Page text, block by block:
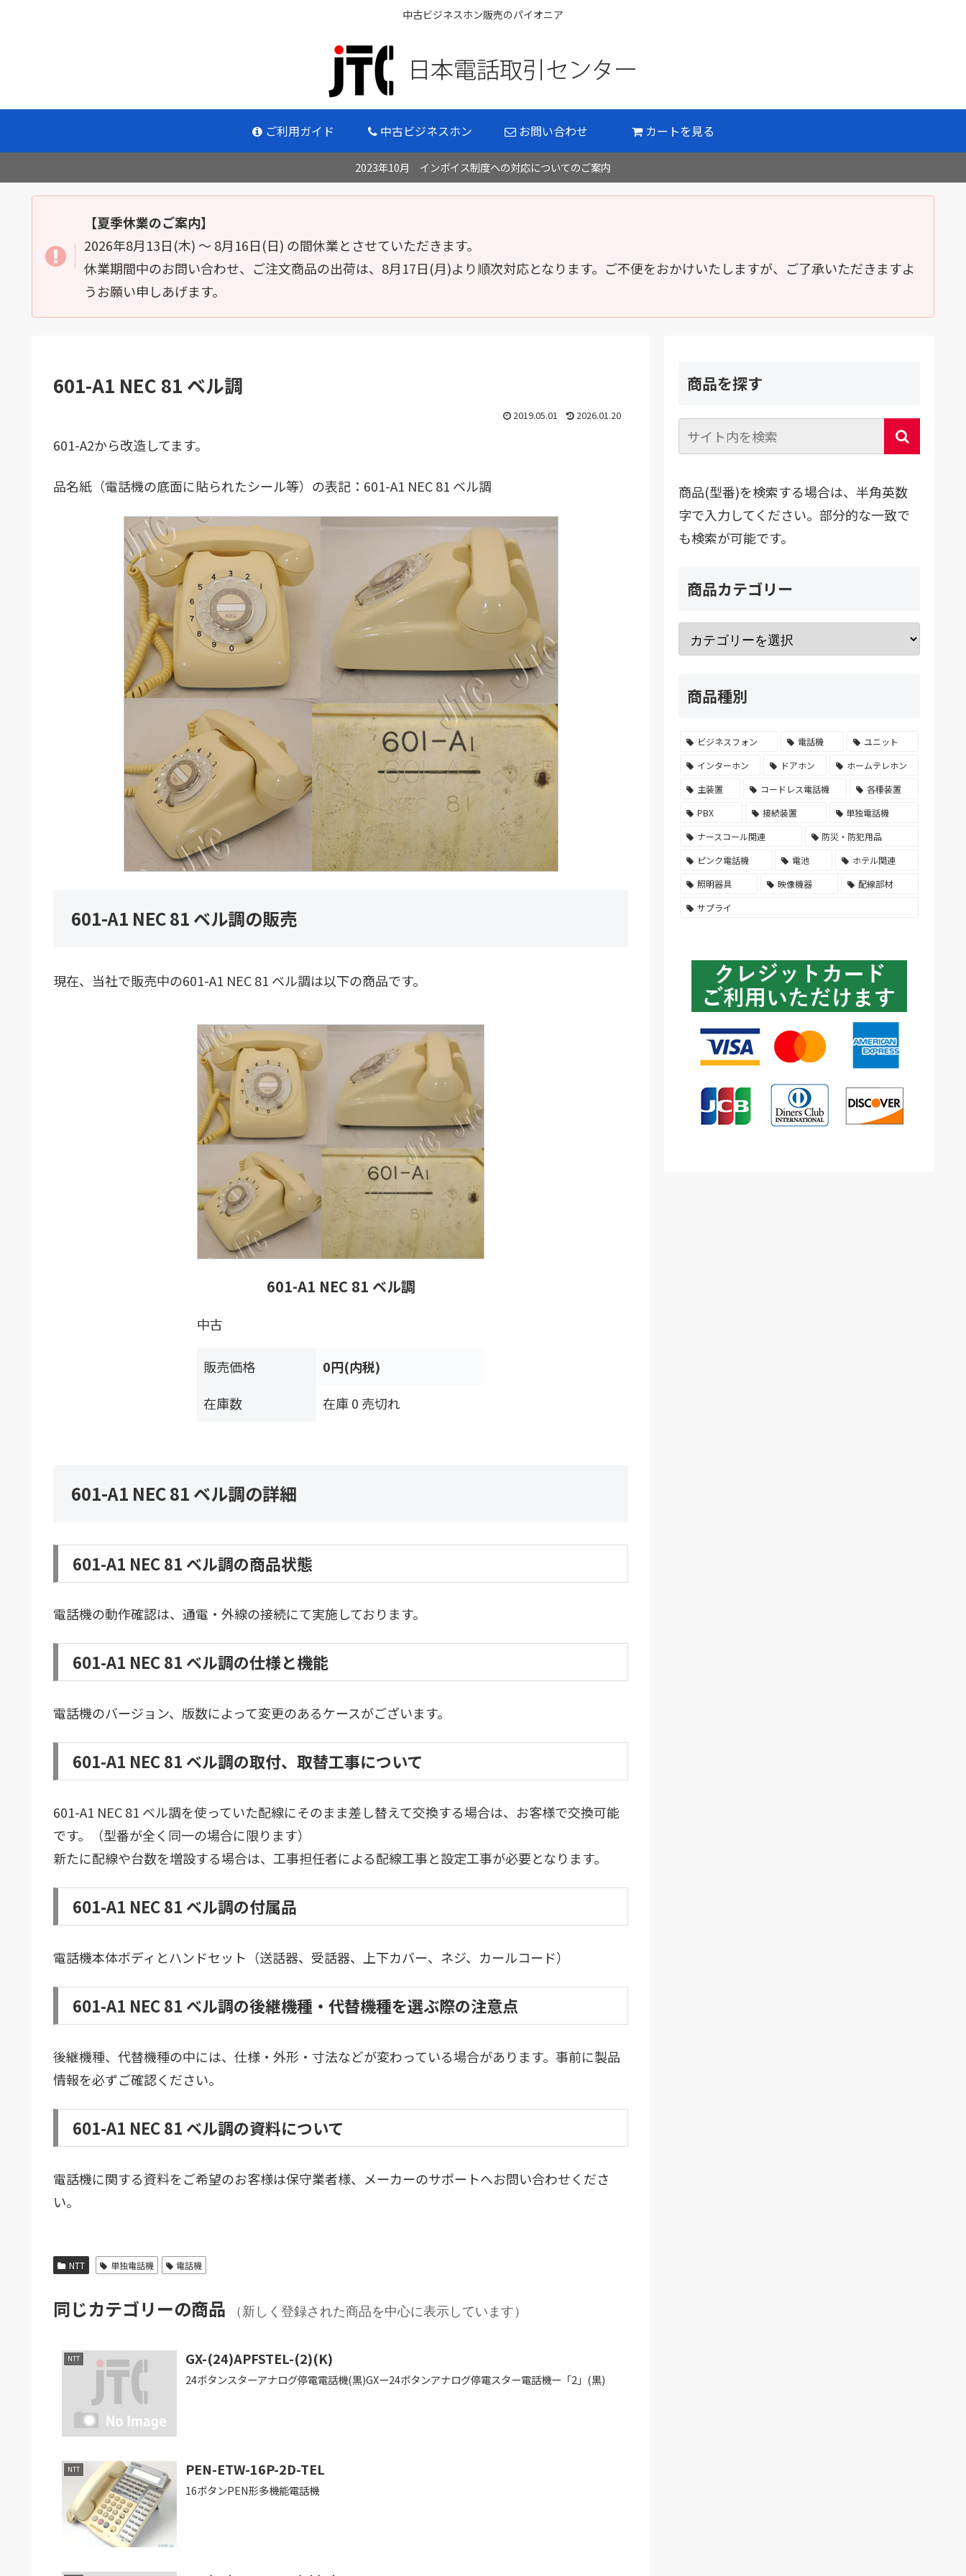
中古ビジネスホン販売のパイオニア
ご利用ガイド 中古ビジネスホン お問い合わせ カートを見る
2023年10月 インボイス制度への対応についてのご案内
【夏季休業のご案内】
2026年8月13日(木) ～ 8月16日(日) の間休業とさせていただきます。
休業期間中のお問い合わせ、ご注文商品の出荷は、8月17日(月)より順次対応となります。ご不便をおかけいたしますが、ご了承いただきますよ
うお願い申しあげます。
601-A1 NEC 81 ベル調
2019.05.01 2026.01.20
601-A2から改造してます。
品名紙（電話機の底面に貼られたシール等）の表記：601-A1 NEC 81 ベル調
601-A1 NEC 81 ベル調の販売
現在、当社で販売中の601-A1 NEC 81 ベル調は以下の商品です。
601-A1 NEC 81 ベル調
中古
販売価格
0円(内税)
在庫数
在庫 0 売切れ
601-A1 NEC 81 ベル調の詳細
601-A1 NEC 81 ベル調の商品状態
電話機の動作確認は、通電・外線の接続にて実施しております。
601-A1 NEC 81 ベル調の仕様と機能
電話機のバージョン、版数によって変更のあるケースがございます。
601-A1 NEC 81 ベル調の取付、取替工事について
601-A1 NEC 81 ベル調を使っていた配線にそのまま差し替えて交換する場合は、お客様で交換可能
です。（型番が全く同一の場合に限ります）
新たに配線や台数を増設する場合は、工事担任者による配線工事と設定工事が必要となります。
601-A1 NEC 81 ベル調の付属品
電話機本体ボディとハンドセット（送話器、受話器、上下カバー、ネジ、カールコード）
601-A1 NEC 81 ベル調の後継機種・代替機種を選ぶ際の注意点
後継機種、代替機種の中には、仕様・外形・寸法などが変わっている場合があります。事前に製品
情報を必ずご確認ください。
601-A1 NEC 81 ベル調の資料について
電話機に関する資料をご希望のお客様は保守業者様、メーカーのサポートへお問い合わせくださ
い。
NTT 単独電話機 電話機
同じカテゴリーの商品 （新しく登録された商品を中心に表示しています）
NTT GX-(24)APFSTEL-(2)(K)
24ボタンスターアナログ停電電話機(黒)GXー24ボタンアナログ停電スター電話機ー「2」(黒)
NTT PEN-ETW-16P-2D-TEL
16ボタンPEN形多機能電話機
商品を探す
商品(型番)を検索する場合は、半角英数
字で入力してください。部分的な一致で
も検索が可能です。
商品カテゴリー
商品種別
ビジネスフォン 電話機
ユニット
インターホン
ドアホン
ホームテレホン
主装置
コードレス電話機
各種装置
PBX
接続装置
単独電話機
ナースコール関連
防災・防犯用品
ピンク電話機
電池
ホテル関連
照明器具
映像機器
配線部材
サプライ